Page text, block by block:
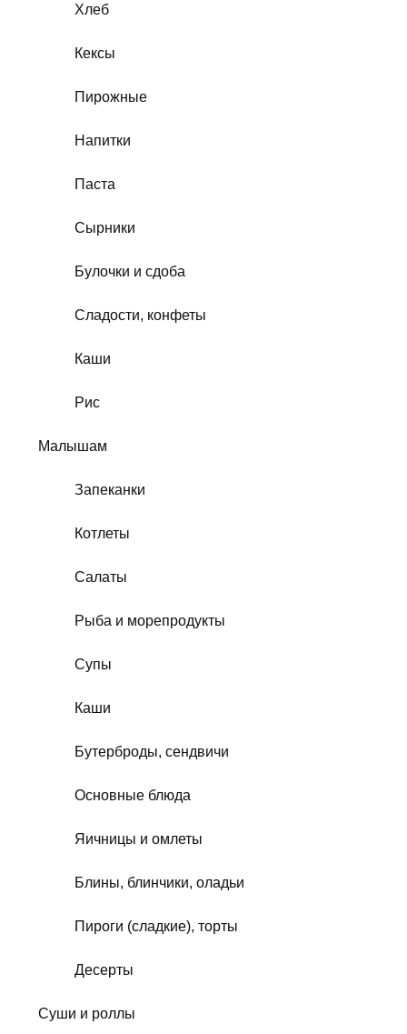
Хлеб
Кексы
Пирожные
Напитки
Паста
Сырники
Булочки и сдоба
Сладости, конфеты
Каши
Рис
Малышам
Запеканки
Котлеты
Салаты
Рыба и морепродукты
Супы
Каши
Бутерброды, сендвичи
Основные блюда
Яичницы и омлеты
Блины, блинчики, оладьи
Пироги (сладкие), торты
Десерты
Суши и роллы